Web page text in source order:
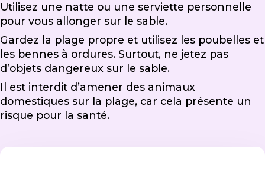
Utilisez une natte ou une serviette personnelle
pour vous allonger sur le sable.
Gardez la plage propre et utilisez les poubelles et
les bennes à ordures. Surtout, ne jetez pas
d’objets dangereux sur le sable.
Il est interdit d’amener des animaux
domestiques sur la plage, car cela présente un
risque pour la santé.